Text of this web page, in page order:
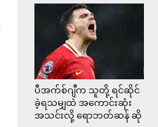
ပီအက်စ်ဂျီက သူတို့ ရင်ဆိုင်
ခဲ့ရသမျှထဲ အကောင်းဆုံး
အသင်းလို့ ရောဘတ်ဆန် ဆို